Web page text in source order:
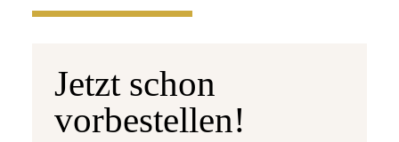
Jetzt schon
vorbestellen!